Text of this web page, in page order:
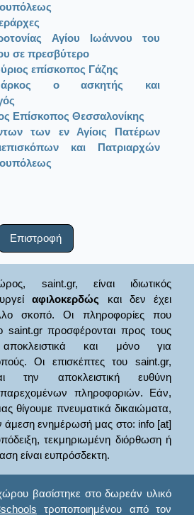
Αγίου Ιωάννου του
σε πρεσβύτερο
επίσκοπος Γάζης
ο ασκητής και
Επίσκοπος Θεσσαλονίκης
των εν Αγίοις Πατέρων
και Πατριαρχών
Επιστροφή
saint.gr, είναι ιδιωτικός
αφιλοκερδώς και δεν έχει
σκοπό. Οι πληροφορίες που
saint.gr προσφέρονται προς τους
και μόνο για
Οι επισκέπτες του saint.gr,
την αποκλειστική ευθύνη
πληροφοριών. Εάν,
θίγουμε πνευματικά δικαιώματα,
άμεση ενημέρωσή μας στο: info [at]
τεκμηριωμένη διόρθωση ή
είναι ευπρόσδεκτη.
βασίστηκε στο δωρεάν υλικό
τροποποιημένου από τον